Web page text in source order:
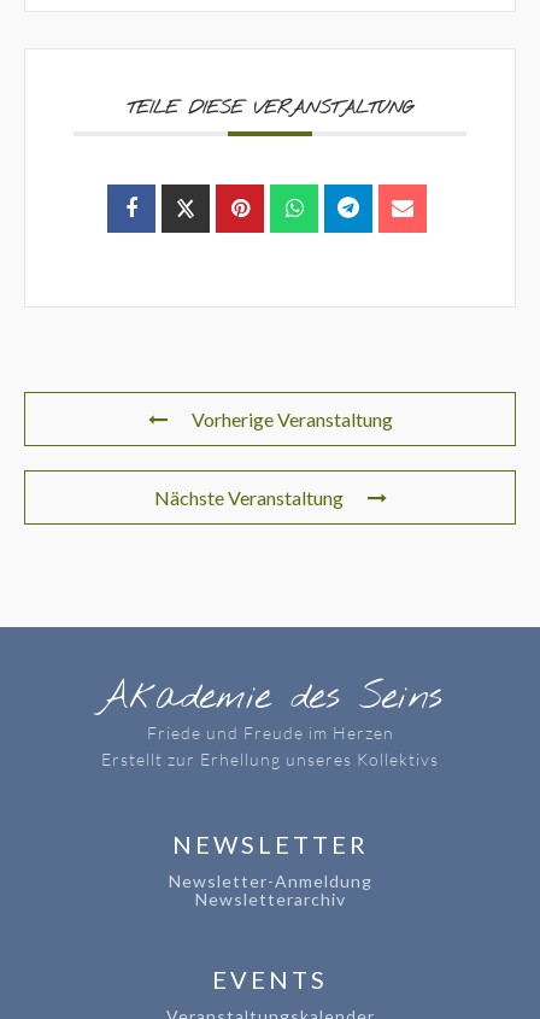
TEILE DIESE VERANSTALTUNG
Vorherige Veranstaltung
Nächste Veranstaltung
Akademie des Seins
Friede und Freude im Herzen
Erstellt zur Erhellung unseres Kollektivs
NEWSLETTER
Newsletter-Anmeldung
Newsletterarchiv
EVENTS